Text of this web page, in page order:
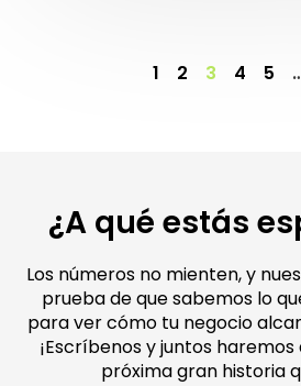
1 2 3 4 5
¿A qué estás
Los números no mienten, y
prueba de que sabemos lo
para ver cómo tu negocio
¡Escríbenos y juntos
próxima gran historia